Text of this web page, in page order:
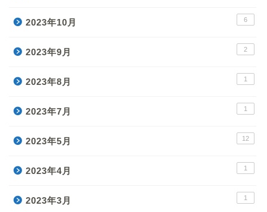
2023年10月 6
2023年9月 2
2023年8月 1
2023年7月 1
2023年5月 12
2023年4月 1
2023年3月 1